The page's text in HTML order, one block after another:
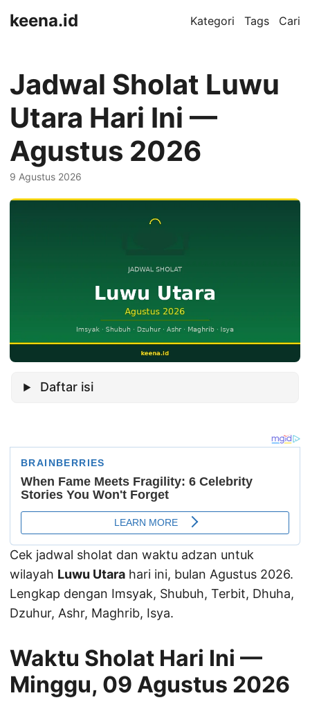
keena.id Kategori Tags Cari
Jadwal Sholat Luwu
Utara Hari Ini —
Agustus 2026
9 Agustus 2026
Daftar isi
Cek jadwal sholat dan waktu adzan untuk
wilayah Luwu Utara hari ini, bulan Agustus 2026.
Lengkap dengan Imsyak, Shubuh, Terbit, Dhuha,
Dzuhur, Ashr, Maghrib, Isya.
Waktu Sholat Hari Ini —
Minggu, 09 Agustus 2026